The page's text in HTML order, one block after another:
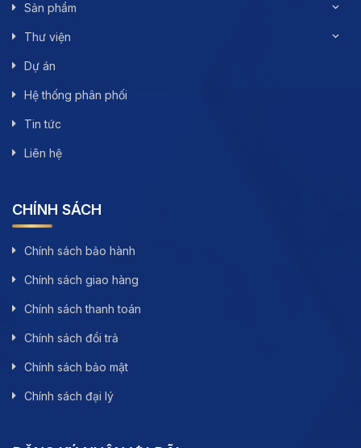
Sản phẩm
Thư viện
Dự án
Hệ thống phân phối
Tin tức
Liên hệ
CHÍNH SÁCH
Chính sách bảo hành
Chính sách giao hàng
Chính sách thanh toán
Chính sách đổi trả
Chính sách bảo mật
Chính sách đại lý